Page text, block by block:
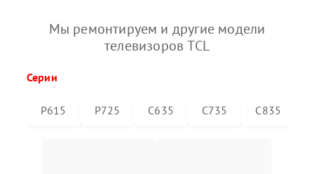
Мы ремонтируем и другие модели
телевизоров TCL
Серии
P615 P725 C635 C735 C835